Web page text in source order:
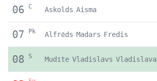
06 C Askolds Aisma
07 Pk Alfrēds Madars Fredis
08 S Mudīte Vladislavs Vladislava